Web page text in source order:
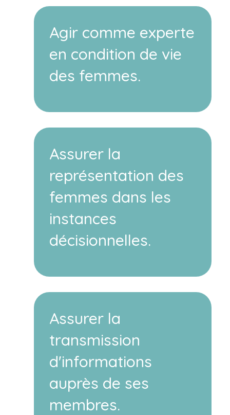
Agir comme experte
en condition de vie
des femmes.
Assurer la
représentation des
femmes dans les
instances
décisionnelles.
Assurer la
transmission
d'informations
auprès de ses
membres.